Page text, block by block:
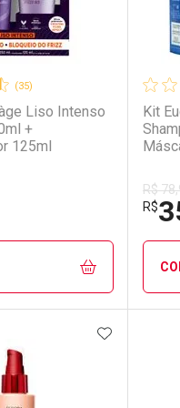
(35)
Liso Intenso
+
125ml
FECHAR
FECHAR
Kit
R$
R$